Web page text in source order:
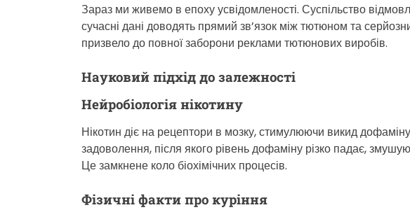
Зараз ми живемо в епоху усвідомленості. Суспільство
сучасні дані доводять прямий зв’язок між тютюном та
призвело до повної заборони реклами тютюнових виробів.
Науковий підхід до залежності
Нейробіологія нікотину
Нікотин діє на рецептори в мозку, стимулюючи викид
задоволення, після якого рівень дофаміну різко падає,
Це замкнене коло біохімічних процесів.
Фізичні факти про куріння